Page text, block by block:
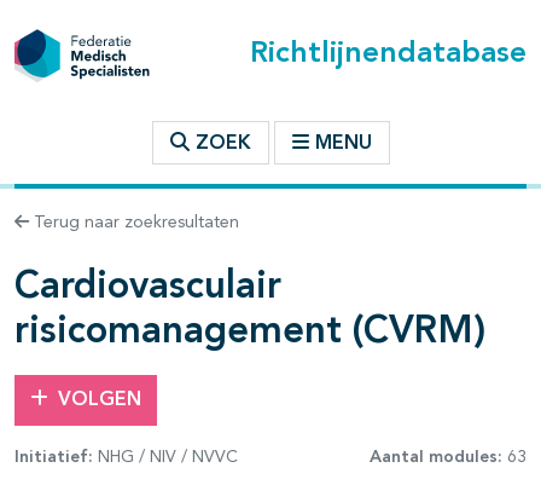
Richtlijnendatabase
ZOEK MENU
Terug naar zoekresultaten
Cardiovasculair
risicomanagement (CVRM)
VOLGEN
Initiatief: NHG / NIV / NVVC Aantal modules: 63
binnen deze richtlijn
open- en dichtklappen